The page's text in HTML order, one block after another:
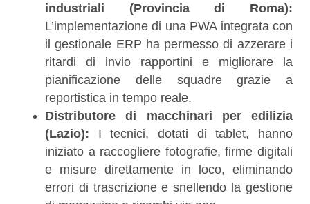
industriali (Provincia di Roma):
L’implementazione di una PWA integrata con
il gestionale ERP ha permesso di azzerare i
ritardi di invio rapportini e migliorare la
pianificazione delle squadre grazie a
reportistica in tempo reale.
Distributore di macchinari per edilizia
(Lazio): I tecnici, dotati di tablet, hanno
iniziato a raccogliere fotografie, firme digitali
e misure direttamente in loco, eliminando
errori di trascrizione e snellendo la gestione